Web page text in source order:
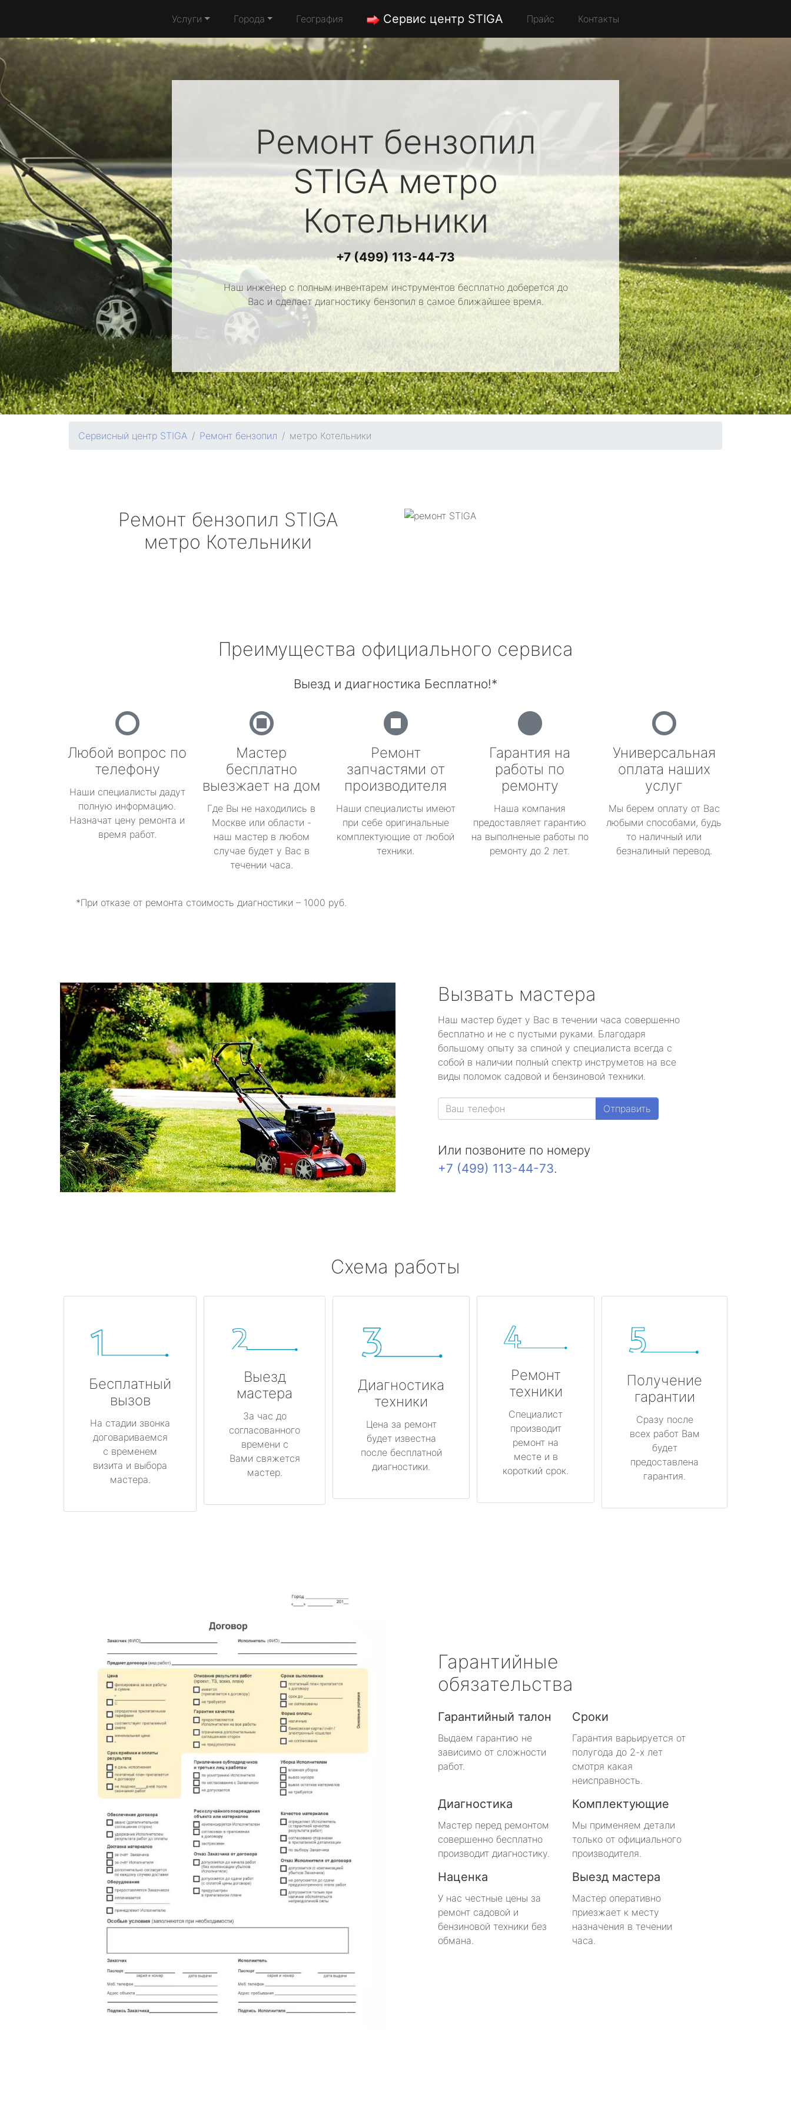
Услуги Города География Сервис центр STIGA Прайс Контакты
Ремонт бензопил
STIGAметро
Котельники
+7 (499) 113-44-73
Наш инженер с полным инвентарем инструментов бесплатно доберется до
Вас и сделает диагностику бензопил в самое ближайшее время.
Сервисный центр STIGA Ремонт бензопил метро Котельники
Ремонт бензопил STIGA
метро Котельники
Преимущества официального сервиса
Выезд и диагностика Бесплатно!*
Любой вопрос по
телефону
Наши специалисты дадут
полную информацию.
Назначат цену ремонта и
время работ.
Мастер
бесплатно
выезжает на дом
Где Вы не находились в
Москве или области -
наш мастер в любом
случае будет у Вас в
течении часа.
Ремонт
запчастями от
производителя
Наши специалисты имеют
при себе оригинальные
комплектующие от любой
техники.
Гарантия на
работы по
ремонту
Наша компания
предоставляет гарантию
на выполненые работы по
ремонту до 2 лет.
Универсальная
оплата наших
услуг
Мы берем оплату от Вас
любыми способами, будь
то наличный или
безналиный перевод.
*При отказе от ремонта стоимость диагностики – 1000 руб.
Вызвать мастера
Наш мастер будет у Вас в течении часа совершенно
бесплатно и не с пустыми руками. Благодаря
большому опыту за спиной у специалиста всегда с
собой в наличии полный спектр инструметов на все
виды поломок садовой и бензиновой техники.
Отправить
Или позвоните по номеру
+7 (499) 113-44-73.
Схема работы
Бесплатный
вызов
На стадии звонка
договариваемся
с временем
визита и выбора
мастера.
Выезд
мастера
За час до
согласованного
времени с
Вами свяжется
мастер.
Диагностика
техники
Цена за ремонт
будет известна
после бесплатной
диагностики.
Ремонт
техники
Специалист
производит
ремонт на
месте и в
короткий срок.
Получение
гарантии
Сразу после
всех работ Вам
будет
предоставлена
гарантия.
Гарантийные
обязательства
Гарантийный талон
Выдаем гарантию не
зависимо от сложности
работ.
Сроки
Гарантия варьируется от
полугода до 2-х лет
смотря какая
неисправность.
Диагностика
Мастер перед ремонтом
совершенно бесплатно
производит диагностику.
Комплектующие
Мы применяем детали
только от официального
производителя.
Наценка
У нас честные цены за
ремонт садовой и
бензиновой техники без
обмана.
Выезд мастера
Мастер оперативно
приезжает к месту
назначения в течении
часа.